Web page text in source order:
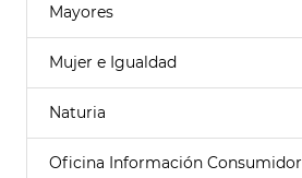
Mayores
Mujer e Igualdad
Naturia
Oficina Información Consumidor